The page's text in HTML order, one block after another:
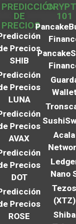
PREDICCIÓN
DE
PRECIOS
Precios
SHIB
Precios
LUNA
Precios
AVAX
Precios
DOT
Precios
ROSE
101
Wallet
Acala
Nano
Tezos
(XTZ)
Shiba